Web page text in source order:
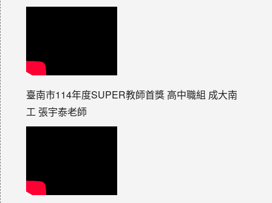
臺南市114年度SUPER教師首獎 高中職組 成大南
工 張宇泰老師